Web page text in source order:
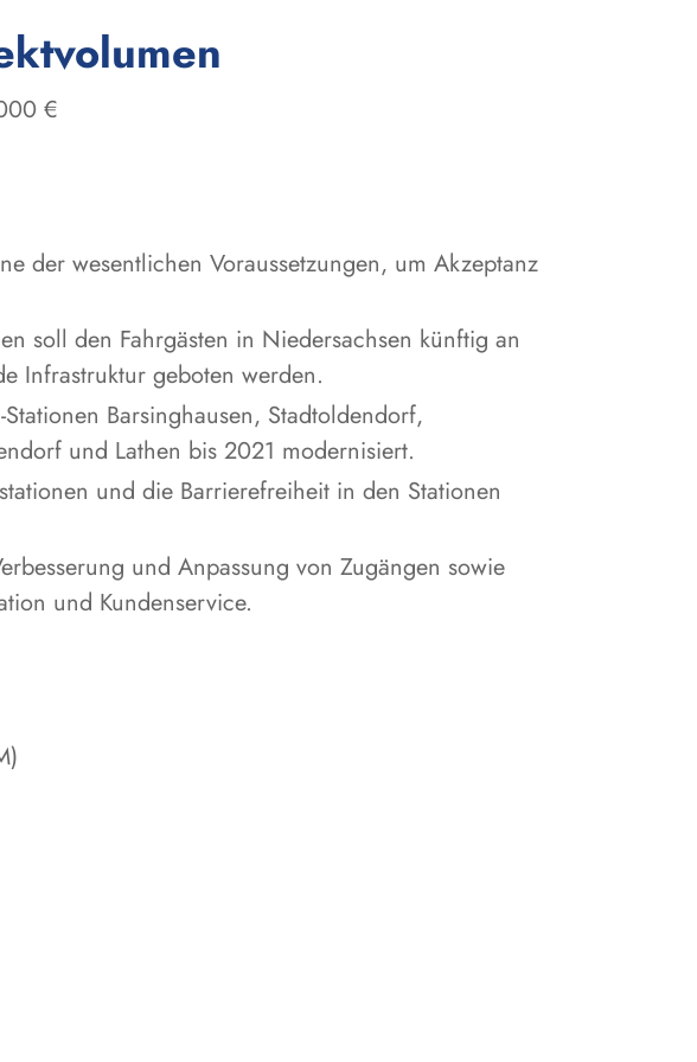
€
der wesentlichen Voraussetzungen, um Akzeptanz
soll den Fahrgästen in Niedersachsen künftig an
Infrastruktur geboten werden.
Barsinghausen, Stadtoldendorf,
und Lathen bis 2021 modernisiert.
und die Barrierefreiheit in den Stationen
und Anpassung von Zugängen sowie
und Kundenservice.